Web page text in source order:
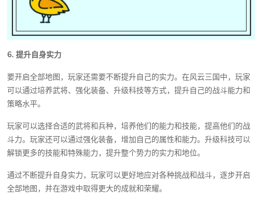
6. 提升自身实力
要开启全部地图，玩家还需要不断提升自己的实力。在风云三国中，玩家
可以通过培养武将、强化装备、升级科技等方式，提升自己的战斗能力和
策略水平。
玩家可以选择合适的武将和兵种，培养他们的能力和技能，提高他们的战
斗力。玩家还可以通过强化装备，增加自己的属性和能力。升级科技可以
解锁更多的技能和特殊能力，提升整个势力的实力和地位。
通过不断提升自身实力，玩家可以更好地应对各种挑战和战斗，逐步开启
全部地图，并在游戏中取得更大的成就和荣耀。